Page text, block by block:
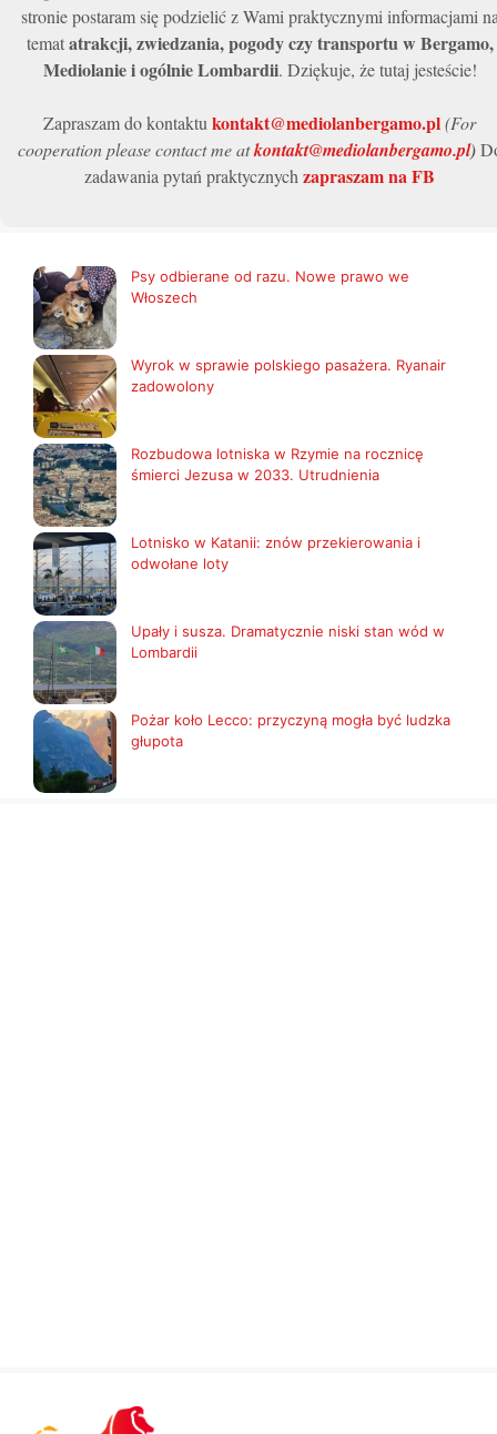
stronie postaram się podzielić z Wami praktycznymi informacjami
tematatrakcji, zwiedzania, pogody czy transportu w Bergamo,
Mediolanie i ogólnie Lombardii. Dziękuje, że tutaj jesteście!
Zapraszam do kontaktu kontakt@mediolanbergamo.pl(For
cooperation please contact me atkontakt@mediolanbergamo.pl)
zadawania pytań praktycznych zapraszam na FB
Psy odbierane od razu. Nowe prawo we
Włoszech
Wyrok w sprawie polskiego pasażera. Ryanair
zadowolony
Rozbudowa lotniska w Rzymie na rocznicę
śmierci Jezusa w 2033. Utrudnienia
Lotnisko w Katanii: znów przekierowania i
odwołane loty
Upały i susza. Dramatycznie niski stan wód w
Lombardii
Pożar koło Lecco: przyczyną mogła być ludzka
głupota